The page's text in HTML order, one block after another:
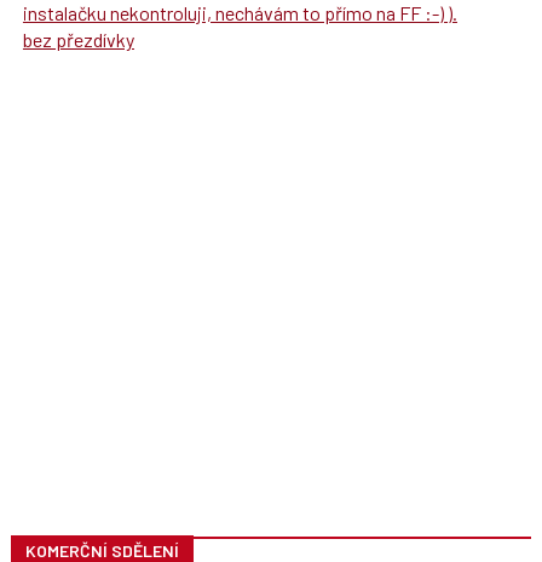
instalačku nekontroluji, nechávám to přímo na FF :-) ).
bez přezdívky
KOMERČNÍ SDĚLENÍ